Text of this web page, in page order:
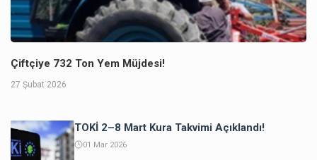
Çiftçiye 732 Ton Yem Müjdesi!
27 Şubat 2026
TOKİ 2–8 Mart Kura Takvimi Açıklandı!
01 Mar 2026